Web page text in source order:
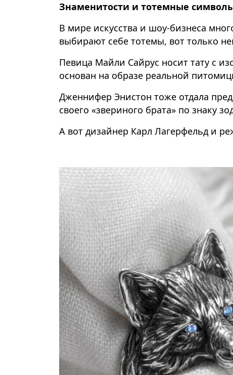
Знаменитости и тотемные
В мире искусства и шоу-бизнеса
выбирают себе тотемы, вот только
Певица Майли Сайрус носит тату с
основан на образе реальной
Дженнифер Энистон тоже отдала
своего «звериного брата» по знаку
А вот дизайнер Карл Лагерфельд и